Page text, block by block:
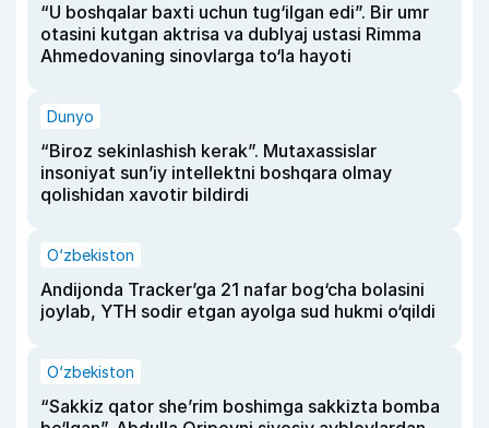
“U boshqalar baxti uchun tug‘ilgan edi”. Bir umr
otasini kutgan aktrisa va dublyaj ustasi Rimma
Ahmedovaning sinovlarga to‘la hayoti
Dunyo
“Biroz sekinlashish kerak”. Mutaxassislar
insoniyat sun’iy intellektni boshqara olmay
qolishidan xavotir bildirdi
O‘zbekiston
Andijonda Tracker’ga 21 nafar bog‘cha bolasini
joylab, YTH sodir etgan ayolga sud hukmi o‘qildi
O‘zbekiston
“Sakkiz qator she’rim boshimga sakkizta bomba